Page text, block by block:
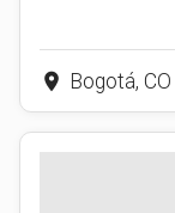
place Bogotá, CO